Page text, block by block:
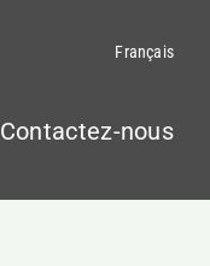
Français
Contactez-nous